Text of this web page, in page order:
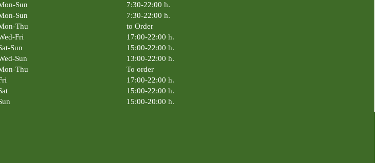
Sun
7:30-22:00 h.
Sun
7:30-22:00 h.
Thu
to Order
Fri
17:00-22:00 h.
Sun
15:00-22:00 h.
Sun
13:00-22:00 h.
Thu
To order
17:00-22:00 h.
15:00-22:00 h.
15:00-20:00 h.